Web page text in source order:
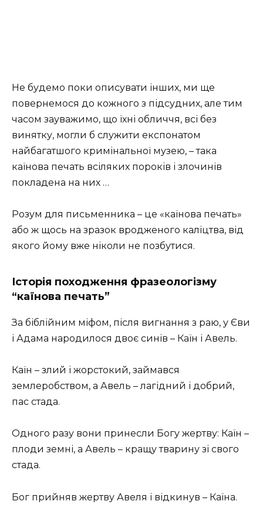
Не будемо поки описувати інших, ми ще
повернемося до кожного з підсудних, але тим
часом зауважимо, що їхні обличчя, всі без
винятку, могли б служити експонатом
найбагатшого кримінальної музею, – така
каїнова печать всіляких пороків і злочинів
покладена на них …
Розум для письменника – це «каїнова печать»
або ж щось на зразок вродженого каліцтва, від
якого йому вже ніколи не позбутися.
Історія походження фразеологізму
“каїнова печать”
За біблійним міфом, після вигнання з раю, у Єви
і Адама народилося двоє синів – Каїн і Авель.
Каїн – злий і жорстокий, займався
землеробством, а Авель – лагідний і добрий,
пас стада.
Одного разу вони принесли Богу жертву: Каїн –
плоди земні, а Авель – кращу тварину зі свого
стада.
Бог прийняв жертву Авеля і відкинув – Каїна.